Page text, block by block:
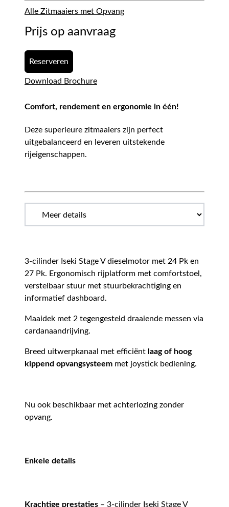
Alle Zitmaaiers met Opvang
Prijs op aanvraag
Reserveren
Download Brochure
Comfort, rendement en ergonomie in één!
Deze superieure zitmaaiers zijn perfect
uitgebalanceerd en leveren uitstekende
rijeigenschappen.
3-cilinder Iseki Stage V dieselmotor met 24 Pk en
27 Pk. Ergonomisch rijplatform met comfortstoel,
verstelbaar stuur met stuurbekrachtiging en
informatief dashboard.
Maaidek met 2 tegengesteld draaiende messen via
cardanaandrijving.
Breed uitwerpkanaal met efficiënt laag of hoog
kippend opvangsysteem met joystick bediening.
Nu ook beschikbaar met achterlozing zonder
opvang.
Enkele details
Krachtige prestaties – 3-cilinder Iseki Stage V